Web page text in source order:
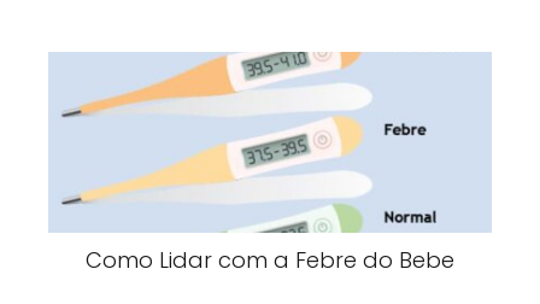
Como Lidar com a Febre do Bebe